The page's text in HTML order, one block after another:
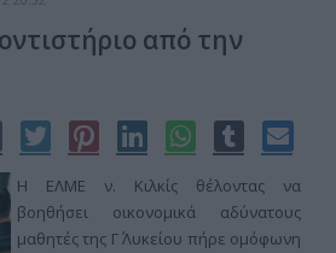
από την
Η ΕΛΜΕ ν. Κιλκίς θέλοντας να
βοηθήσει οικονομικά αδύνατους
μαθητές της Γ΄ Λυκείου πήρε ομόφωνη